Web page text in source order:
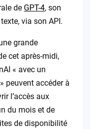
de GPT-4, son
via son API.
grande
cet après-midi,
« avec un
peuvent accéder à
l’accès aux
du mois et de
de disponibilité